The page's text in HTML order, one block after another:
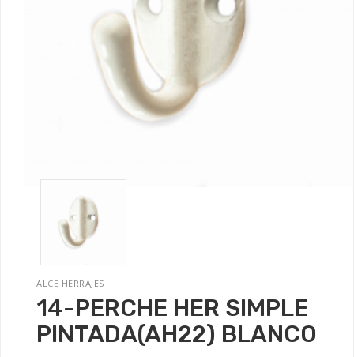
ALCE HERRAJES
14-PERCHE HER SIMPLE
PINTADA(AH22) BLANCO